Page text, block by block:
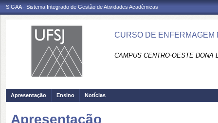
SIGAA - Sistema Integrado de Gestão de Atividades Acadêmicas
CURSO DE ENFERMAGEM
CAMPUS CENTRO-OESTE DONA
Apresentação Ensino Notícias
Apresentação